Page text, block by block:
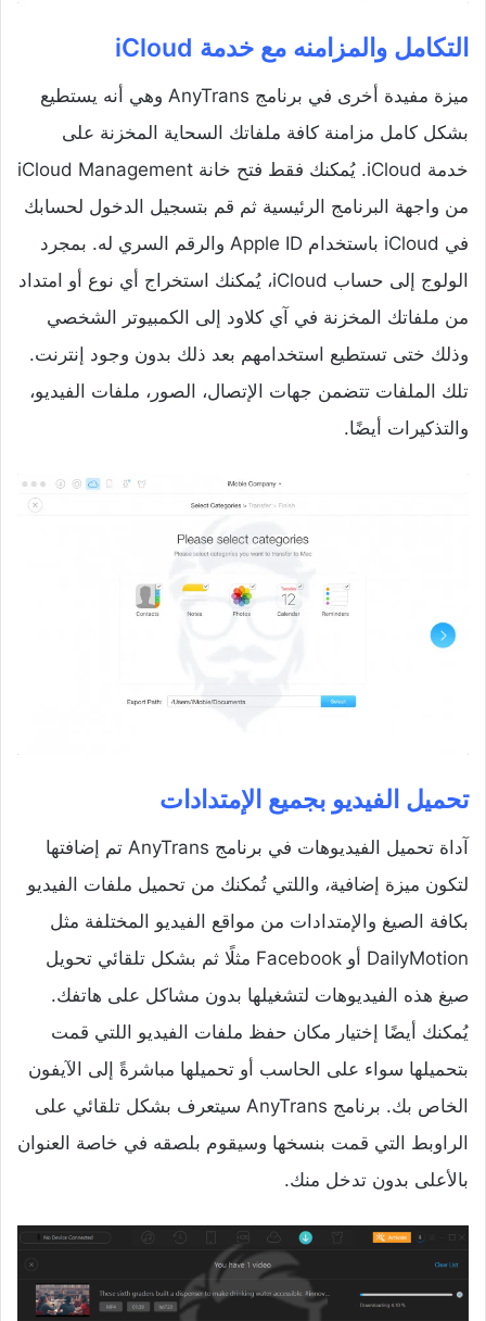
التكامل والمزامنه مع خدمة iCloud
ميزة مفيدة أخرى في برنامج AnyTrans وهي أنه يستطيع
بشكل كامل مزامنة كافة ملفاتك السحاية المخزنة على
خدمة iCloud. يُمكنك فقط فتح خانة iCloud Management
من واجهة البرنامج الرئيسية ثم قم بتسجيل الدخول لحسابك
في iCloud باستخدام Apple ID والرقم السري له. بمجرد
الولوج إلى حساب iCloud، يُمكنك استخراج أي نوع أو امتداد
من ملفاتك المخزنة في آي كلاود إلى الكمبيوتر الشخصي
وذلك ختى تستطيع استخدامهم بعد ذلك بدون وجود إنترنت.
تلك الملفات تتضمن جهات الإتصال، الصور، ملفات الفيديو،
والتذكيرات أيضًا.
تحميل الفيديو بجميع الإمتدادات
آداة تحميل الفيديوهات في برنامج AnyTrans تم إضافتها
لتكون ميزة إضافية، واللتي تُمكنك من تحميل ملفات الفيديو
بكافة الصيغ والإمتدادات من مواقع الفيديو المختلفة مثل
DailyMotion أو Facebook مثلًا ثم بشكل تلقائي تحويل
صيغ هذه الفيديوهات لتشغيلها بدون مشاكل على هاتفك.
يُمكنك أيضًا إختيار مكان حفظ ملفات الفيديو اللتي قمت
بتحميلها سواء على الحاسب أو تحميلها مباشرةً إلى الآيفون
الخاص بك. برنامج AnyTrans سيتعرف بشكل تلقائي على
الراوبط التي قمت بنسخها وسيقوم بلصقه في خاصة العنوان
بالأعلى بدون تدخل منك.